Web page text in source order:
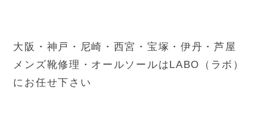
大阪・神戸・尼崎・西宮・宝塚・伊丹・芦屋
メンズ靴修理・オールソールはLABO（ラボ）
にお任せ下さい